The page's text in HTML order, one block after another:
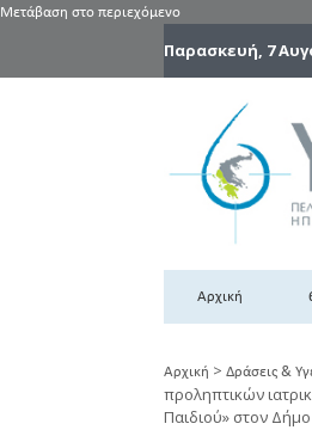
Μετάβαση στο περιεχόμενο
Παρασκευή, 7
Αρχική
Αρχική > Δράσεις &
προληπτικών
Παιδιού» στον